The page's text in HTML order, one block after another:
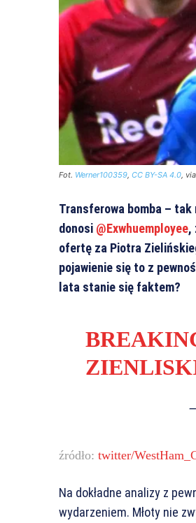
Fot. Werner100359 CC BY-SA 4.0 ,
Transferowa bomba –
donosi @Exwhuemployee,
ofertę za Piotra
pojawienie się to z
lata stanie się faktem?
źródło: twitter/
Na dokładne analizy z
wydarzeniem. Młoty nie